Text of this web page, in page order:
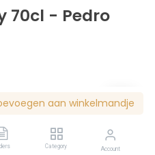
aan winkelmandje
Category Account
70cl - Pedro